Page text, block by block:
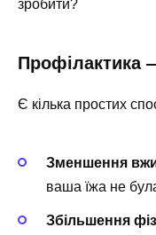
зробити?
Профілактика
Є кілька простих
Зменшення
ваша їжа не
Збільшення